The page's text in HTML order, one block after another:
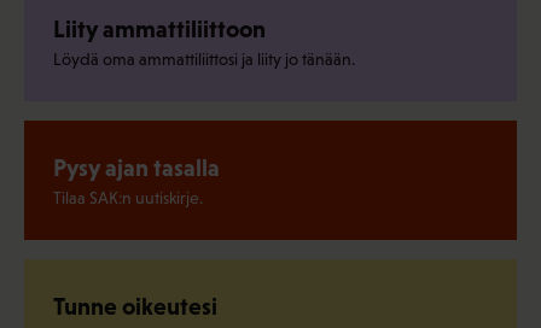
Liity ammattiliittoon
Löydä oma ammattiliittosi ja liity jo tänään.
Pysy ajan tasalla
Tilaa SAK:n uutiskirje.
Tunne oikeutesi